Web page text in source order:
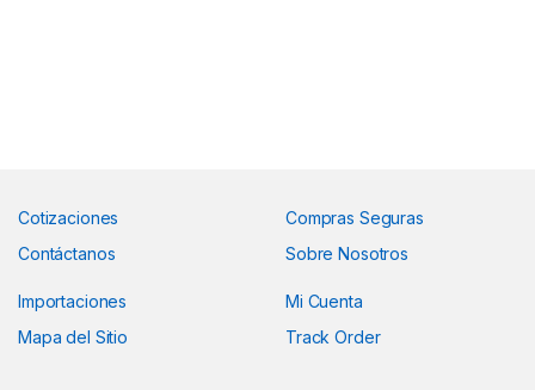
Cotizaciones
Contáctanos
Compras Seguras
Sobre Nosotros
Importaciones
Mapa del Sitio
Mi Cuenta
Track Order